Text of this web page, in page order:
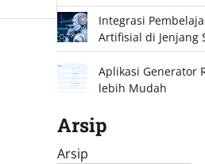
Integrasi
Artifisial di Jenjang
Aplikasi Generator
lebih Mudah
Arsip
Arsip